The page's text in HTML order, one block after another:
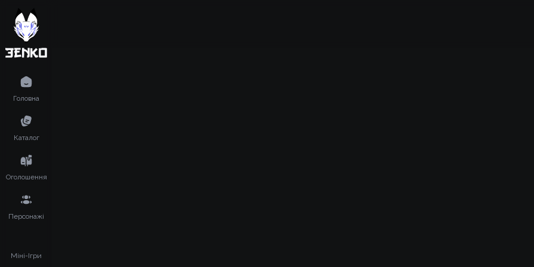
Головна
Каталог
Оголошення
Персонажі
Міні-Ігри